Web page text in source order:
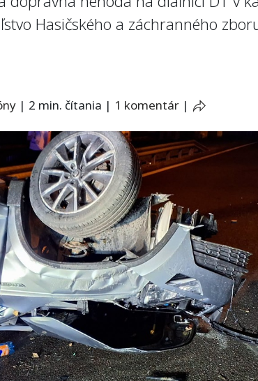
Hasičského a záchranného
| 2 min. čítania | 1 komentár |